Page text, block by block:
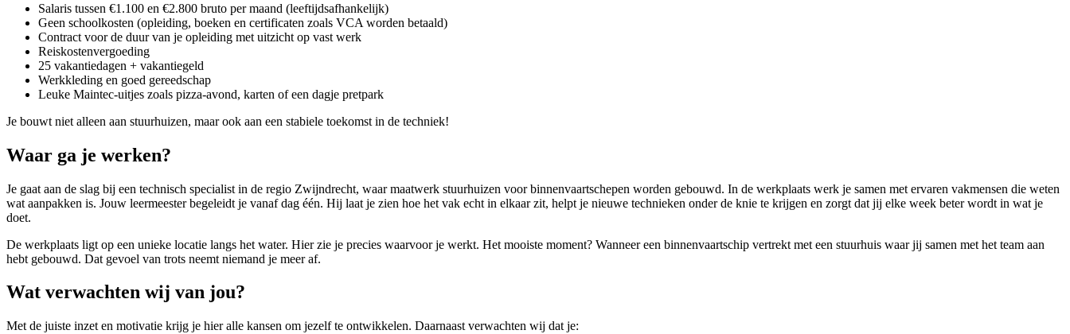
Salaris tussen €1.100 en €2.800 bruto per maand (leeftijdsafhankelijk)
Geen schoolkosten (opleiding, boeken en certificaten zoals VCA worden betaald)
Contract voor de duur van je opleiding met uitzicht op vast werk
Reiskostenvergoeding
25 vakantiedagen + vakantiegeld
Werkkleding en goed gereedschap
Leuke Maintec-uitjes zoals pizza-avond, karten of een dagje pretpark
Je bouwt niet alleen aan stuurhuizen, maar ook aan een stabiele toekomst in de techniek!
Waar ga je werken?
Je gaat aan de slag bij een technisch specialist in de regio Zwijndrecht, waar maatwerk stuurhuizen voor binnenvaartschepen worden gebouwd. In de werkplaats werk je samen met ervaren vakmensen die weten
wat aanpakken is. Jouw leermeester begeleidt je vanaf dag één. Hij laat je zien hoe het vak echt in elkaar zit, helpt je nieuwe technieken onder de knie te krijgen en zorgt dat jij elke week beter wordt in wat je
doet.
De werkplaats ligt op een unieke locatie langs het water. Hier zie je precies waarvoor je werkt. Het mooiste moment? Wanneer een binnenvaartschip vertrekt met een stuurhuis waar jij samen met het team aan
hebt gebouwd. Dat gevoel van trots neemt niemand je meer af.
Wat verwachten wij van jou?
Met de juiste inzet en motivatie krijg je hier alle kansen om jezelf te ontwikkelen. Daarnaast verwachten wij dat je: